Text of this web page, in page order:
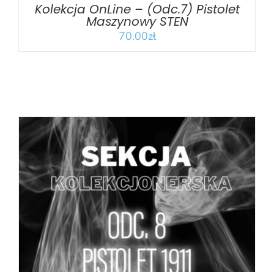
Kolekcja OnLine – (Odc.7) Pistolet
Maszynowy STEN
70.00zł
DODAJ DO KOSZYKA SZCZEGÓŁY